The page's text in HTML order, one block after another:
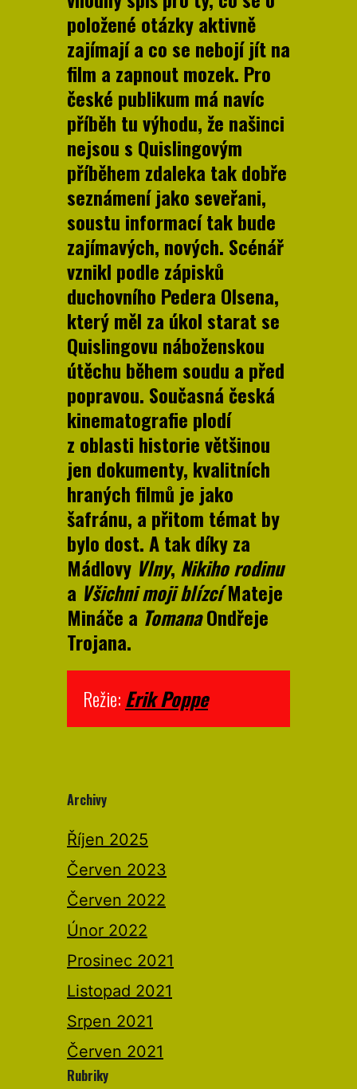
položené otázky aktivně
zajímají a co se nebojí jít na
film a zapnout mozek. Pro
české publikum má navíc
příběh tu výhodu, že našinci
nejsou s Quislingovým
příběhem zdaleka tak dobře
seznámení jako seveřani,
soustu informací tak bude
zajímavých, nových. Scénář
vznikl podle zápisků
duchovního Pedera Olsena,
který měl za úkol starat se
Quislingovu náboženskou
útěchu během soudu a před
popravou. Současná česká
kinematografie plodí
z oblasti historie většinou
jen dokumenty, kvalitních
hraných filmů je jako
šafránu, a přitom témat by
bylo dost. A tak díky za
Mádlovy Vlny, Nikiho rodinu
a Všichni moji blízcíMateje
Mináče a TomanaOndřeje
Trojana.
Režie:Erik Poppe
Archivy
Říjen 2025
Červen 2023
Červen 2022
Únor 2022
Prosinec 2021
Listopad 2021
Srpen 2021
Červen 2021
Rubriky